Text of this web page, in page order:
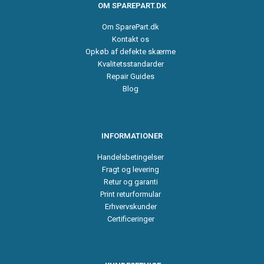
OM SPAREPART.DK
Om SparePart.dk
Kontakt os
Opkøb af defekte skærme
Kvalitetsstandarder
Repair Guides
Blog
INFORMATIONER
Handelsbetingelser
Fragt og levering
Retur og garanti
Print returformular
Erhvervskunder
Certificeringer